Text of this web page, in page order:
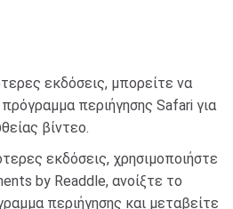
εκδόσεις, μπορείτε να
περιήγησης Safari για
βίντεο.
εκδόσεις, χρησιμοποιήστε
by Readdle, ανοίξτε το
περιήγησης και μεταβείτε